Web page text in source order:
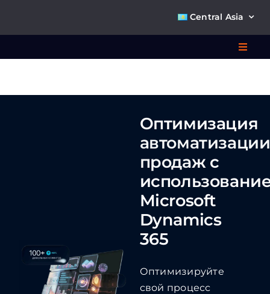
Central Asia
Оптимизация
автоматизации
продаж с
Microsoft
Dynamics
365
Оптимизируйте
свой процесс